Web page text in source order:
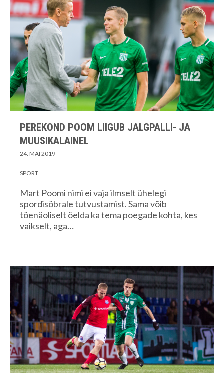
PEREKOND POOM LIIGUB JALGPALLI- JA
MUUSIKALAINEL
24. MAI 2019
SPORT
Mart Poomi nimi ei vaja ilmselt ühelegi
spordisõbrale tutvustamist. Sama võib
tõenäoliselt öelda ka tema poegade kohta, kes
vaikselt, aga…